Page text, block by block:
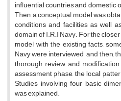
influential countries and domestic
Then, a conceptual model was
conditions and facilities as well
domain of I.R.I Navy. For the
model with the existing facts,
Navy were interviewed, and then,
thorough review and
assessment phase, the local
Studies involving four basic
was explained.